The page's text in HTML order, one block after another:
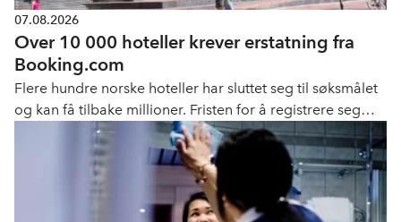
07.08.2026
Over 10 000 hoteller krever erstatning fra
Booking.com
Flere hundre norske hoteller har sluttet seg til søksmålet
og kan få tilbake millioner. Fristen for å registrere seg
som part er 11. september.